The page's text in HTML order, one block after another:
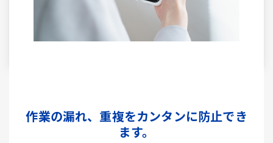
作業の漏れ、重複をカンタンに防止でき
ます。